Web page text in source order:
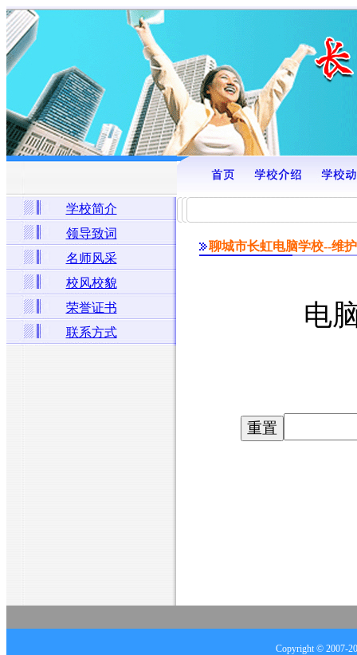
学校简介
领导致词
名师风采
校风校貌
荣誉证书
联系方式
聊城市长虹电脑学校--维
电
Copyright © 2007-